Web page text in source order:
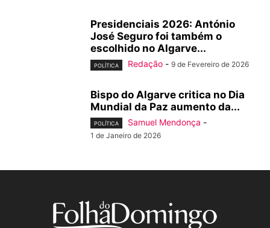
Presidenciais 2026: António
José Seguro foi também o
escolhido no Algarve...
POLÍTICA Redação - 9 de Fevereiro de 2026
Bispo do Algarve critica no Dia
Mundial da Paz aumento da...
POLÍTICA Samuel Mendonça -
1 de Janeiro de 2026